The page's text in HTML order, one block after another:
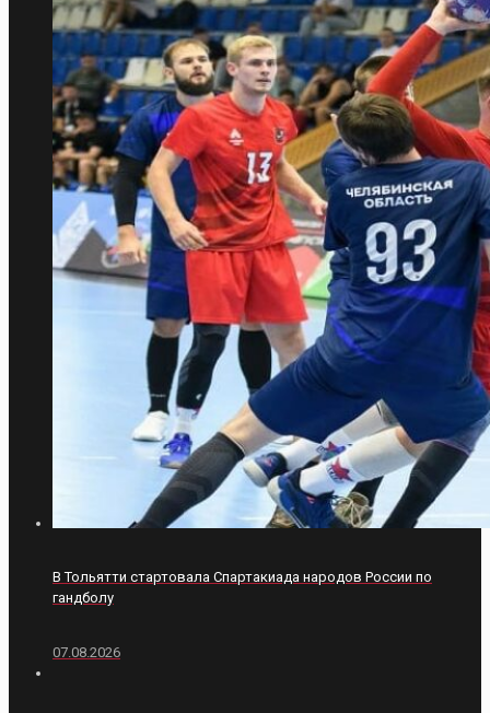
В Тольятти стартовала Спартакиада народов России по
гандболу
07.08.2026